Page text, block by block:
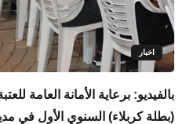
اخبار
بالفيديو: برعاية الأمانة العامة
(بطلة كربلاء) السنوي الأول في